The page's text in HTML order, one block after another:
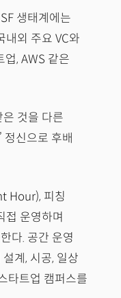
생태계에는
내외 주요 VC와
업, AWS 같은
것을 다른
신으로 후배
Hour), 피칭
운영하며
다. 공간 운영
계, 시공, 일상
타트업 캠퍼스를